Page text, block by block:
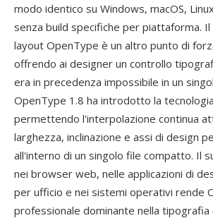
modo identico su Windows, macOS,
senza build specifiche per piattaforma.
layout OpenType è un altro punto di
offrendo ai designer un controllo
era in precedenza impossibile in un
OpenType 1.8 ha introdotto la
permettendo l'interpolazione continua
larghezza, inclinazione e assi di design
all'interno di un singolo file compatto. Il
nei browser web, nelle applicazioni di
per ufficio e nei sistemi operativi rende
professionale dominante nella tipografia